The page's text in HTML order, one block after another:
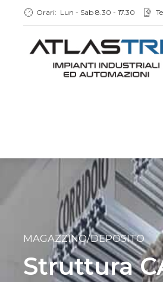
Orari: Lun - Sab 8.30 - 17.30
MAGAZZINO/DEPOSITO
Struttura